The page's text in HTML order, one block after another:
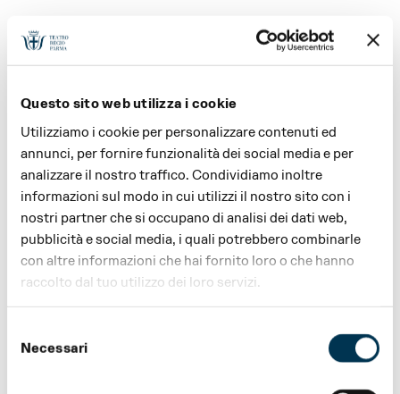
Questo sito web utilizza i cookie
Utilizziamo i cookie per personalizzare contenuti ed
annunci, per fornire funzionalità dei social media e per
analizzare il nostro traffico. Condividiamo inoltre
informazioni sul modo in cui utilizzi il nostro sito con i
nostri partner che si occupano di analisi dei dati web,
pubblicità e social media, i quali potrebbero combinarle
con altre informazioni che hai fornito loro o che hanno
raccolto dal tuo utilizzo dei loro servizi.
delNecessari
For full details on ticketing,
ticket and season ticket
prices, special offers and
concessions, general
information and accessibility,
please download the PDF.